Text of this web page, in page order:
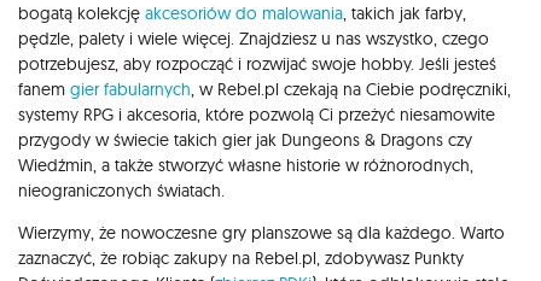
bogatą kolekcję akcesoriów do malowania, takich jak farby,
pędzle, palety i wiele więcej. Znajdziesz u nas wszystko, czego
potrzebujesz, aby rozpocząć i rozwijać swoje hobby. Jeśli jesteś
fanem gier fabularnych, w Rebel.pl czekają na Ciebie podręczniki,
systemy RPG i akcesoria, które pozwolą Ci przeżyć niesamowite
przygody w świecie takich gier jak Dungeons & Dragons czy
Wiedźmin, a także stworzyć własne historie w różnorodnych,
nieograniczonych światach.
Wierzymy, że nowoczesne gry planszowe są dla każdego. Warto
zaznaczyć, że robiąc zakupy na Rebel.pl, zdobywasz Punkty